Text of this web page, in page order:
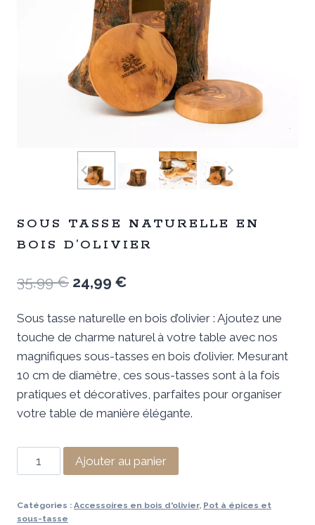
SOUS TASSE NATURELLE EN
BOIS D’OLIVIER
35,99€ Le
initial
était :
35,99 €.
24,99 €Le
actuel
est :
24,99 €.
Sous tasse naturelle en bois d’olivier : Ajoutez une
touche de charme naturel à votre table avec nos
magnifiques sous-tasses en bois d’olivier. Mesurant
10 cm de diamètre, ces sous-tasses sont à la fois
pratiques et décoratives, parfaites pour organiser
votre table de manière élégante.
quantité
de
TASSE
Ajouter au panier
Catégories : Accessoires en bois d'olivier, Pot à épices et
sous-tasse